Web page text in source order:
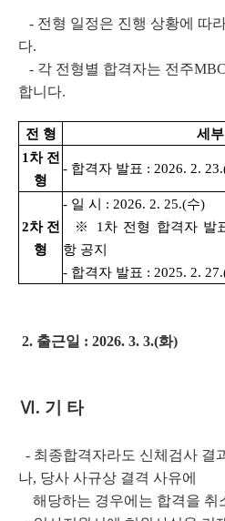
- 전형 일정은 진행 상황에 따
다.
- 각 전형별 합격자는 전주
합니다.
전 형
세
1차 전
형
- 합격자 발표 : 2026. 2.
2차 전
형
- 일 시 : 2026. 2. 25.(수)
※
1차 전형 합격자 발
항 공지
- 합격자 발표 : 2025. 2.
2. 출근일 : 2026. 3. 3.(화)
Ⅵ . 기 타
- 최종합격자라도 신체검사 결
나, 당사 사규상 결격 사유에
해당하는 경우에는 합격을 취